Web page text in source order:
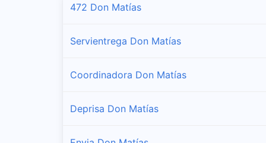
472 Don Matías
Servientrega Don Matías
Coordinadora Don Matías
Deprisa Don Matías